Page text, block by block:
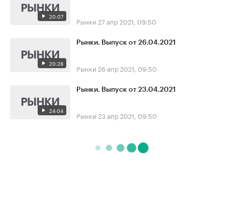
20:07 Рынки 27 апр 2021, 09:50
20:28
Рынки. Выпуск от 26.04.2021
Рынки 26 апр 2021, 09:50
24:04
Рынки. Выпуск от 23.04.2021
Рынки 23 апр 2021, 09:50